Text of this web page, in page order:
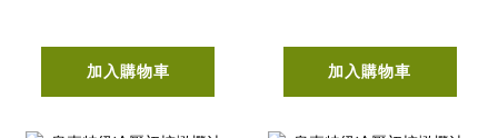
加入購物車 加入購物車